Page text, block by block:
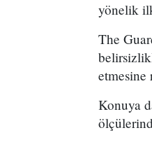
yönelik
The
etmesine
Konuya